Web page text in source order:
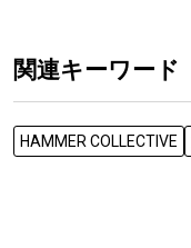
関連キーワード
HAMMER COLLECTIVE